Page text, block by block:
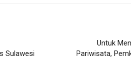
Sulawesi
Untuk
Pariwisata,